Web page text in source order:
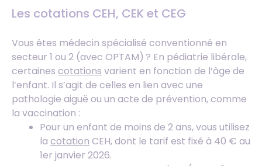
Les cotations CEH, CEK et CEG
Vous êtes médecin spécialisé conventionné en
secteur 1 ou 2 (avec OPTAM) ? En pédiatrie libérale,
certaines cotations varient en fonction de l’âge de
l’enfant. Il s’agit de celles en lien avec une
pathologie aiguë ou un acte de prévention, comme
la vaccination :
Pour un enfant de moins de 2 ans, vous utilisez
la cotation CEH, dont le tarif est fixé à 40 € au
1er janvier 2026.